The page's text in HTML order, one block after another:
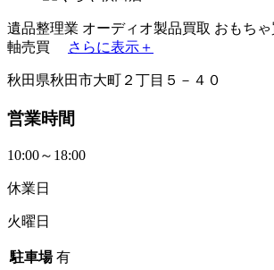
遺品整理業 オーディオ製品買取 おもち
軸売買
さらに表示＋
秋田県秋田市大町２丁目５－４０
営業時間
10:00～18:00
休業日
火曜日
駐車場 有